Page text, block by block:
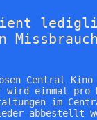
dient
Central
wird einmal pro
im
abbestellt